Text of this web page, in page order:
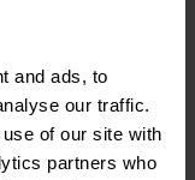
and ads, to
our traffic.
of our site with
partners who